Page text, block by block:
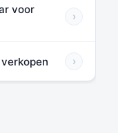
voor
›
›